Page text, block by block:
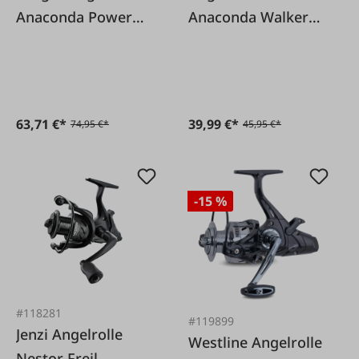
Anaconda Power
63,71 €* 74,95 €*
Anaconda Walker
39,99 €* 45,95 €*
#118281
Jenzi Angelrolle
-15 %
#119899
Westline Angelrolle